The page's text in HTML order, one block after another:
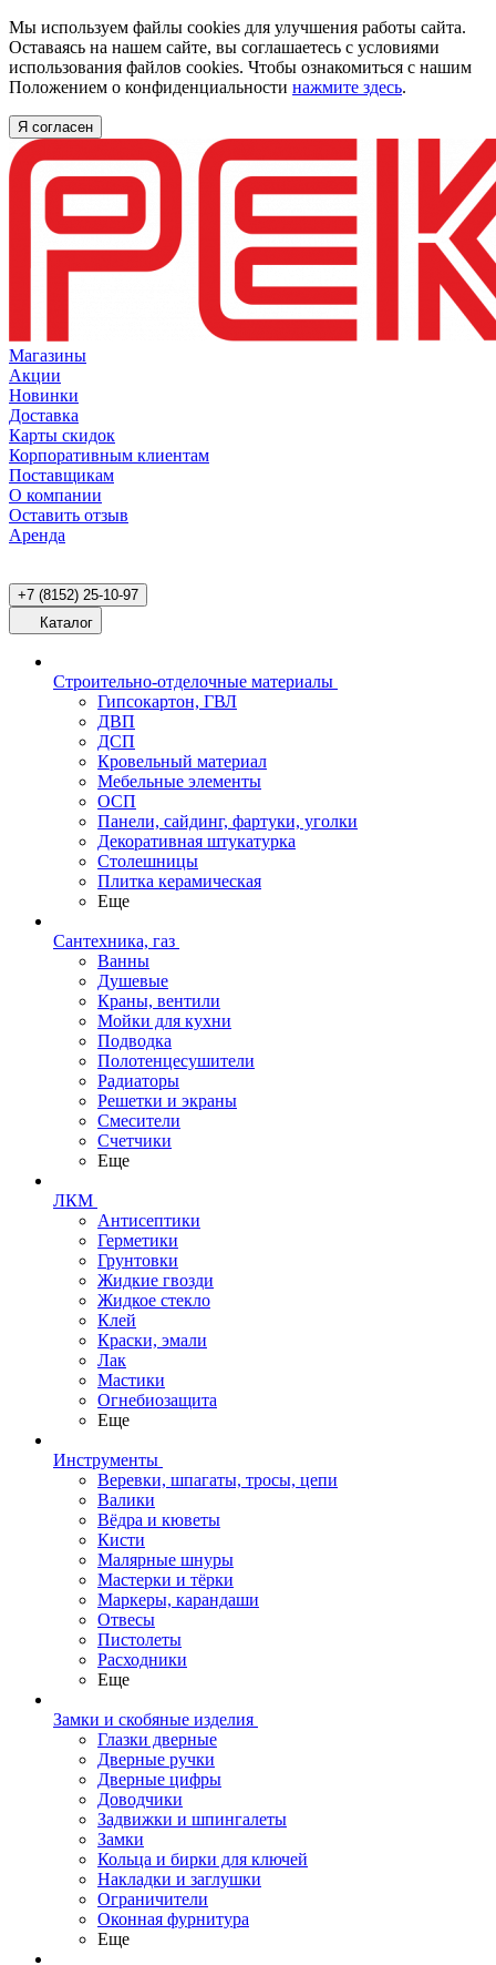
Мы используем файлы cookies для улучшения работы сайта.
Оставаясь на нашем сайте, вы соглашаетесь с условиями
использования файлов cookies. Чтобы ознакомиться с нашим
Положением о конфиденциальности нажмите здесь.
Я согласен
Магазины
Акции
Новинки
Доставка
Карты скидок
Корпоративным клиентам
Поставщикам
О компании
Оставить отзыв
Аренда
+7 (8152) 25-10-97
Каталог
Строительно-отделочные материалы
Гипсокартон, ГВЛ
ДВП
ДСП
Кровельный материал
Мебельные элементы
ОСП
Панели, сайдинг, фартуки, уголки
Декоративная штукатурка
Столешницы
Плитка керамическая
Еще
Сантехника, газ
Ванны
Душевые
Краны, вентили
Мойки для кухни
Подводка
Полотенцесушители
Радиаторы
Решетки и экраны
Смесители
Счетчики
Еще
ЛКМ
Антисептики
Герметики
Грунтовки
Жидкие гвозди
Жидкое стекло
Клей
Краски, эмали
Лак
Мастики
Огнебиозащита
Еще
Инструменты
Веревки, шпагаты, тросы, цепи
Валики
Вёдра и кюветы
Кисти
Малярные шнуры
Мастерки и тёрки
Маркеры, карандаши
Отвесы
Пистолеты
Расходники
Еще
Замки и скобяные изделия
Глазки дверные
Дверные ручки
Дверные цифры
Доводчики
Задвижки и шпингалеты
Замки
Кольца и бирки для ключей
Накладки и заглушки
Ограничители
Оконная фурнитура
Еще